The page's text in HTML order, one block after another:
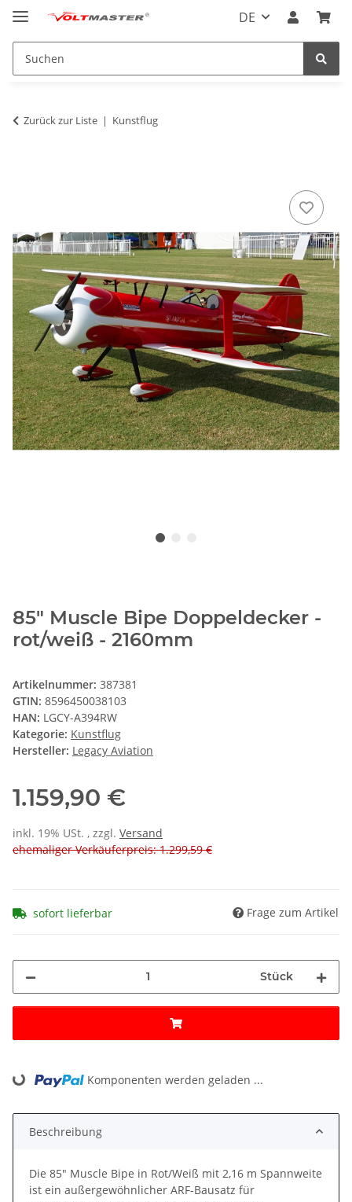
DE
Zurück zur Liste Kunstflug
85" Muscle Bipe Doppeldecker -
rot/weiß - 2160mm
Artikelnummer: 387381
GTIN: 8596450038103
HAN: LGCY-A394RW
Kategorie: Kunstflug
Hersteller: Legacy Aviation
1.159,90 €
inkl. 19% USt. , zzgl. Versand
ehemaliger Verkäuferpreis: 1.299,59 €
sofort lieferbar Frage zum Artikel
Stück
Loading... Komponenten werden geladen ...
Beschreibung
Die 85" Muscle Bipe in Rot/Weiß mit 2,16 m Spannweite
ist ein außergewöhnlicher ARF-Bausatz für